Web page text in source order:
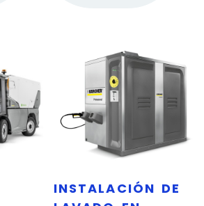
INSTALACIÓN DE